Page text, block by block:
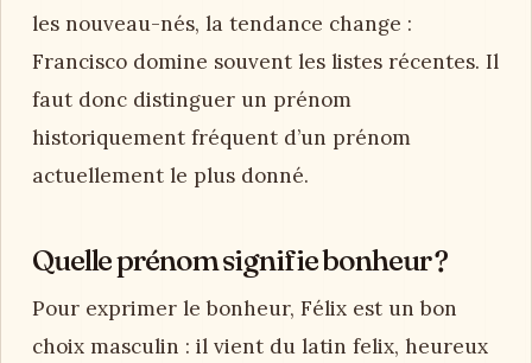
les nouveau-nés, la tendance change :
Francisco domine souvent les listes récentes. Il
faut donc distinguer un prénom
historiquement fréquent d’un prénom
actuellement le plus donné.
Quelle prénom signifie bonheur ?
Pour exprimer le bonheur, Félix est un bon
choix masculin : il vient du latin felix, heureux